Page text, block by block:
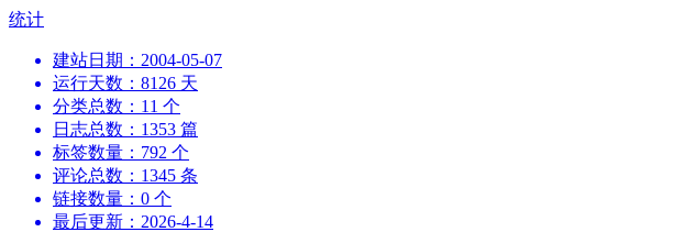
跳
统计
建站日期：2004-05-07
运行天数：8126 天
分类总数：11 个
日志总数：1353 篇
标签数量：792 个
评论总数：1345 条
链接数量：0 个
最后更新：2026-4-14